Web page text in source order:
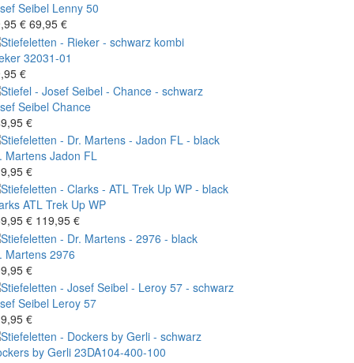
Seibel Lenny 50
€ 69,95 €
32031-01
€
Seibel Chance
€
Martens Jadon FL
€
ATL Trek Up WP
€ 119,95 €
Martens 2976
€
Seibel Leroy 57
€
by Gerli 23DA104-400-100